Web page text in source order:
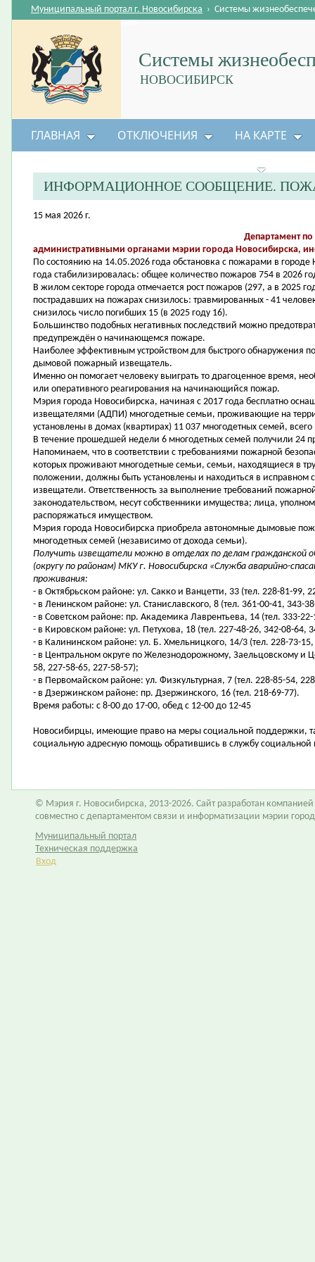
Системы
НОВОСИБИРСК
Муниципальный портал г. Новосибирска › Системы
ГЛАВНАЯ ОТКЛЮЧЕНИЯ НА КАРТЕ
ИНФОРМАЦИОННОЕ СООБЩЕНИЕ.
15 мая 2026 г.
Департамент
административными органами мэрии города Новосибирска,
По состоянию на 14.05.2026 года обстановка с пожарами в
года стабилизировалась: общее количество пожаров 754 в 2026
В жилом секторе города отмечается рост пожаров (297, а в 2025
пострадавших на пожарах снизилось: травмированных - 41
снизилось число погибших 15 (в 2025 году 16).
Большинство подобных негативных последствий можно
предупреждён о начинающемся пожаре.
Наиболее эффективным устройством для быстрого обнаружения
дымовой пожарный извещатель.
Именно он помогает человеку выиграть то драгоценное время,
или оперативного реагирования на начинающийся пожар.
Мэрия города Новосибирска, начиная с 2017 года бесплатно
извещателями (АДПИ) многодетные семьи, проживающие на
установлены в домах (квартирах) 11 037 многодетных семей,
В течение прошедшей недели 6 многодетных семей получили 24
Напоминаем, что в соответствии с требованиями пожарной
которых проживают многодетные семьи, семьи, находящиеся в
положении, должны быть установлены и находиться в
извещатели. Ответственность за выполнение требований
законодательством, несут собственники имущества; лица,
распоряжаться имуществом.
Мэрия города Новосибирска приобрела автономные дымовые
многодетных семей (независимо от дохода семьи).
Получить извещатели можно в отделах по делам гражданской
(округу по районам) МКУ г. Новосибирска «Служба аварийно-
проживания:
- в Октябрьском районе: ул. Сакко и Ванцетти, 33 (тел. 228-81-99,
- в Ленинском районе: ул. Станиславского, 8 (тел. 361-00-41, 343-
- в Советском районе: пр. Академика Лаврентьева, 14 (тел. 333-22-
- в Кировском районе: ул. Петухова, 18 (тел. 227-48-26, 342-08-64,
- в Калининском районе: ул. Б. Хмельницкого, 14/3 (тел. 228-73-
- в Центральном округе по Железнодорожному, Заельцовскому и
58, 227-58-65, 227-58-57);
- в Первомайском районе: ул. Физкультурная, 7 (тел. 228-85-54,
- в Дзержинском районе: пр. Дзержинского, 16 (тел. 218-69-77).
Время работы: с 8-00 до 17-00, обед с 12-00 до 12-45
Новосибирцы, имеющие право на меры социальной поддержки,
социальную адресную помощь обратившись в службу социальной
© Мэрия г. Новосибирска, 2013-2026. Сайт разработан компанией
совместно с департаментом связи и информатизации мэрии
Муниципальный портал
Техническая поддержка
Вход